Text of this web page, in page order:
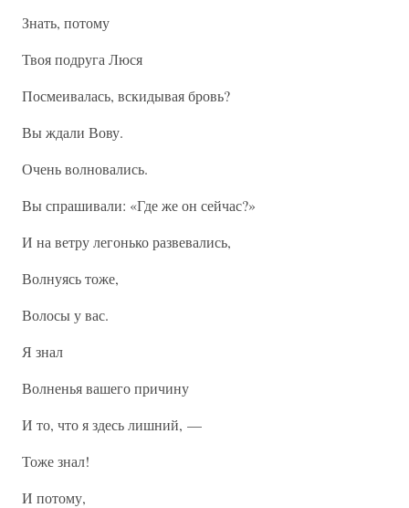
Знать, потому
Твоя подруга Люся
Посмеивалась, вскидывая бровь?
Вы ждали Вову.
Очень волновались.
Вы спрашивали: «Где же он сейчас?»
И на ветру легонько развевались,
Волнуясь тоже,
Волосы у вас.
Я знал
Волненья вашего причину
И то, что я здесь лишний, —
Тоже знал!
И потому,